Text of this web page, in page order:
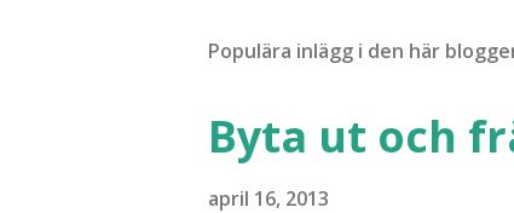
Populära inlägg i den här
Byta ut och
april 16, 2013